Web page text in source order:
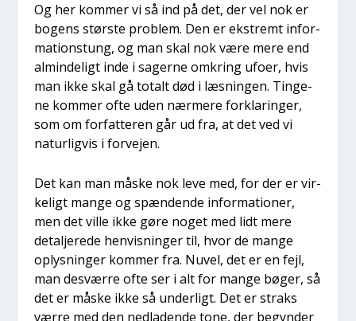
Og her kom­mer vi så ind på det, der vel nok er
bogens stør­ste pro­blem. Den er ekstremt infor­
ma­tions­tung, og man skal nok være mere end
almin­de­ligt inde i sager­ne omkring ufo­er, hvis
man ikke skal gå totalt død i læs­nin­gen. Tin­ge­
ne kom­mer ofte uden nær­me­re for­kla­rin­ger,
som om for­fat­te­ren går ud fra, at det ved vi
natur­lig­vis i for­vej­en.
Det kan man måske nok leve med, for der er vir­
ke­ligt man­ge og spæn­den­de infor­ma­tio­ner,
men det vil­le ikke gøre noget med lidt mere
detal­je­re­de hen­vis­nin­ger til, hvor de man­ge
oplys­nin­ger kom­mer fra. Nuvel, det er en fejl,
man desvær­re ofte ser i alt for man­ge bøger, så
det er måske ikke så under­ligt. Det er straks
vær­re med den ned­la­den­de tone, der begyn­der